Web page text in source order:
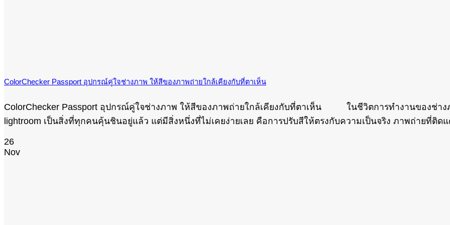
ColorChecker Passport อุปกรณ์คู่ใจช่างภาพ ให้สีของภาพถ่ายใกล้เคียงกับที่ตาเห็น
ColorChecker Passport อุปกรณ์คู่ใจช่างภาพ ให้สีของภาพถ่ายใกล้เคียงกับที่ตาเห็น ในชีวิตการทำงานของช่างภ
lightroom เป็นสิ่งที่ทุกคนคุ้นชินอยู่แล้ว แต่มีสิ่งหนึ่งที่ไม่เคยง่ายเลย คือการปรับสีให้ตรงกับความเป็นจริง ภาพถ่ายที่ติ
26
Nov